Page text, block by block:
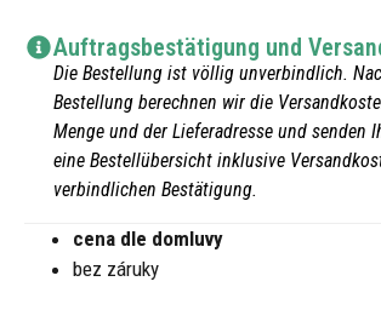
Auftragsbestätigung und
Die Bestellung ist völlig unverbindlich.
Bestellung berechnen wir die
Menge und der Lieferadresse und senden
eine Bestellübersicht inklusive
verbindlichen Bestätigung.
cena dle domluvy
bez záruky